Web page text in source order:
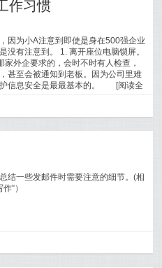
作习惯
因为小A注意到即使是身在500强企业
没有注意到。 1. 离开座位电脑锁屏。
外企要求的，会时不时有人检查，
甚至会被通知到老板。因为公司里难
信息安全是最最基本的。
[阅读全
结一些发邮件时需要注意的细节。(相
”）